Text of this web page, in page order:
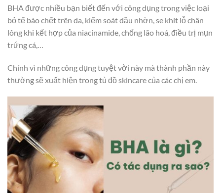
BHA được nhiều bạn biết đến với công dụng trong việc loại
bỏ tế bào chết trên da, kiểm soát dầu nhờn, se khít lỗ chân
lông khi kết hợp của niacinamide, chống lão hoá, điều trị mụn
trứng cá,…
Chính vì những công dụng tuyệt vời này mà thành phần này
thường sẽ xuất hiện trong tủ đồ skincare của các chị em.